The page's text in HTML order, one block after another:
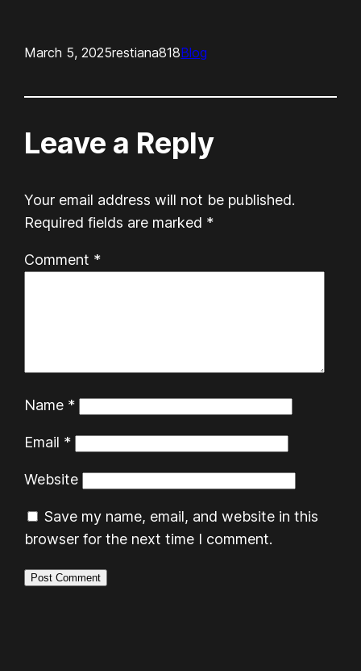
March 5, 2025restiana818Blog
Leave a Reply
Your email address will not be published.
Required fields are marked *
Comment *
Name *
Email *
Website
Save my name, email, and website in this
browser for the next time I comment.